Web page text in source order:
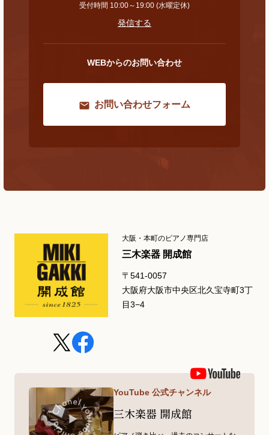
受付時間 10:00～19:00 (水曜定休)
発信する
WEBからのお問い合わせ
お問い合わせフォーム
大阪・本町のピアノ専門店
三木楽器 開成館
〒541-0057
大阪府大阪市中央区北久宝寺町3丁
目3−4
YouTube 公式チャンネル
三木楽器 開成館